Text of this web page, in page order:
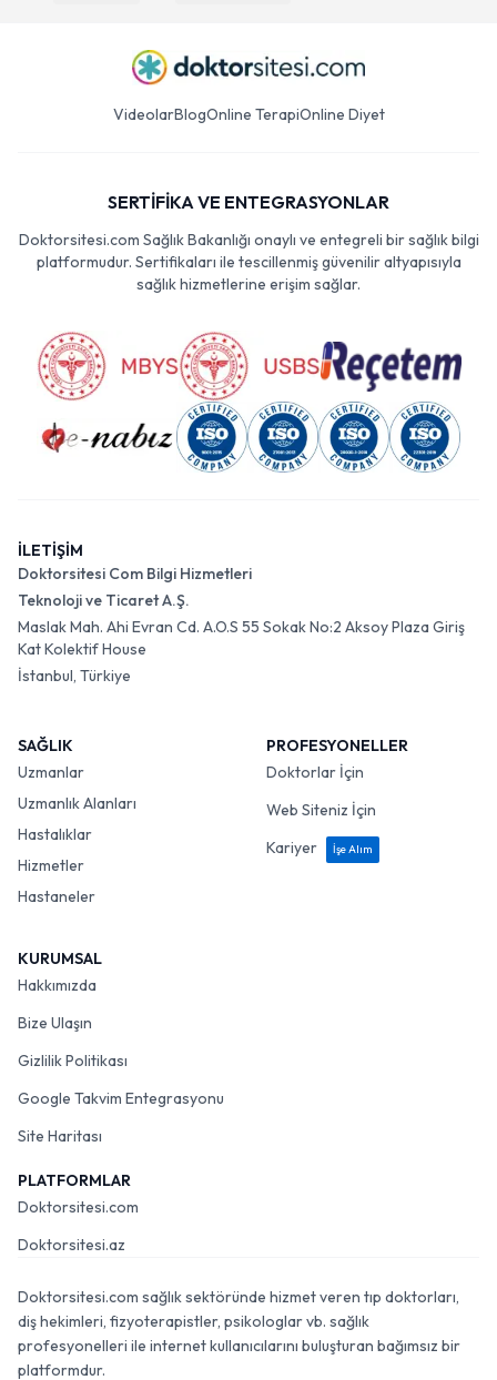
VideolarBlogOnline TerapiOnline Diyet
SERTİFİKA VE ENTEGRASYONLAR
Doktorsitesi.com Sağlık Bakanlığı onaylı ve entegreli bir sağlık bilgi
platformudur. Sertifikaları ile tescillenmiş güvenilir altyapısıyla
sağlık hizmetlerine erişim sağlar.
İLETİŞİM
Doktorsitesi Com Bilgi Hizmetleri
Teknoloji ve Ticaret A.Ş.
Maslak Mah. Ahi Evran Cd. A.O.S 55 Sokak No:2 Aksoy Plaza Giriş
Kat Kolektif House
İstanbul, Türkiye
SAĞLIK
Uzmanlar
Uzmanlık Alanları
Hastalıklar
Hizmetler
Hastaneler
PROFESYONELLER
Doktorlar İçin
Web Siteniz İçin
Kariyer
İşe Alım
KURUMSAL
Hakkımızda
Bize Ulaşın
Gizlilik Politikası
Google Takvim Entegrasyonu
Site Haritası
PLATFORMLAR
Doktorsitesi.com
Doktorsitesi.az
Doktorsitesi.com sağlık sektöründe hizmet veren tıp doktorları,
diş hekimleri, fizyoterapistler, psikologlar vb. sağlık
profesyonelleri ile internet kullanıcılarını buluşturan bağımsız bir
platformdur.